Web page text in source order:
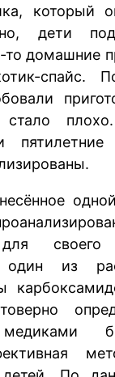
который
дети
то домашние
спайс.
плохо.
для
один из
медиками